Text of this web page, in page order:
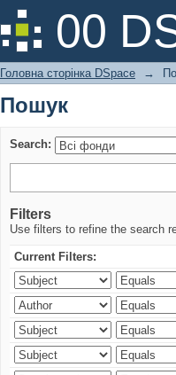
00
Пошук
Головна сторінка DSpace →
Пошук
Search:
Filters
Use filters to refine the search
Current Filters: